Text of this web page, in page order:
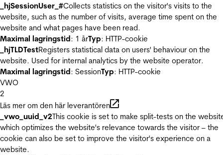
_hjSessionUser_#Collects statistics on the visitor's visits to the
website, such as the number of visits, average time spent on the
website and what pages have been read.
Maximal lagringstid: 1 årTyp: HTTP-cookie
_hjTLDTestRegisters statistical data on users' behaviour on the
website. Used for internal analytics by the website operator.
Maximal lagringstid: SessionTyp: HTTP-cookie
VWO
2
Läs mer om den här leverantören
_vwo_uuid_v2This cookie is set to make split-tests on the
which optimizes the website's relevance towards the visitor – the
cookie can also be set to improve the visitor's experience on a
website.